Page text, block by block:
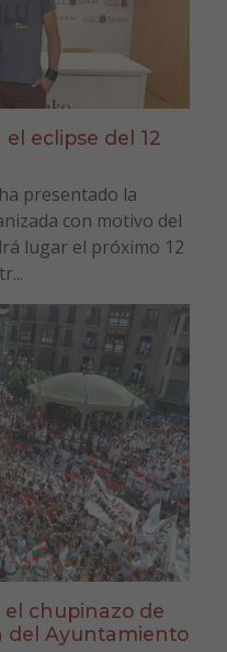
eclipse del 12
presentado la
con motivo del
lugar el próximo 12
chupinazo de
del Ayuntamiento